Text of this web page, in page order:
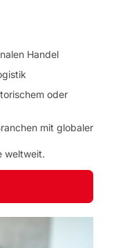
Handel
oder
mit globaler
weltweit.